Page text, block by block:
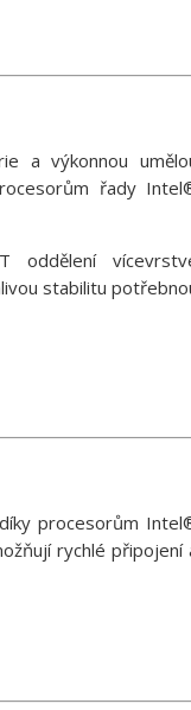
a výkonnou
řady
oddělení
stabilitu
procesorům
rychlé připojení